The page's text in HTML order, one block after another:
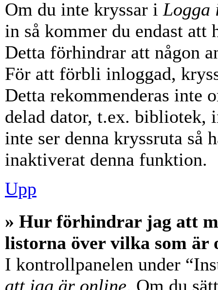
Om du inte kryssar i Logga
in så kommer du endast
Detta förhindrar att någon
För att förbli inloggad,
Detta rekommenderas inte
delad dator, t.ex. bibliotek,
inte ser denna kryssruta så
inaktiverat denna funktion.
Upp
» Hur förhindrar jag att
listorna över vilka som är
I kontrollpanelen under
att jag är online. Om du